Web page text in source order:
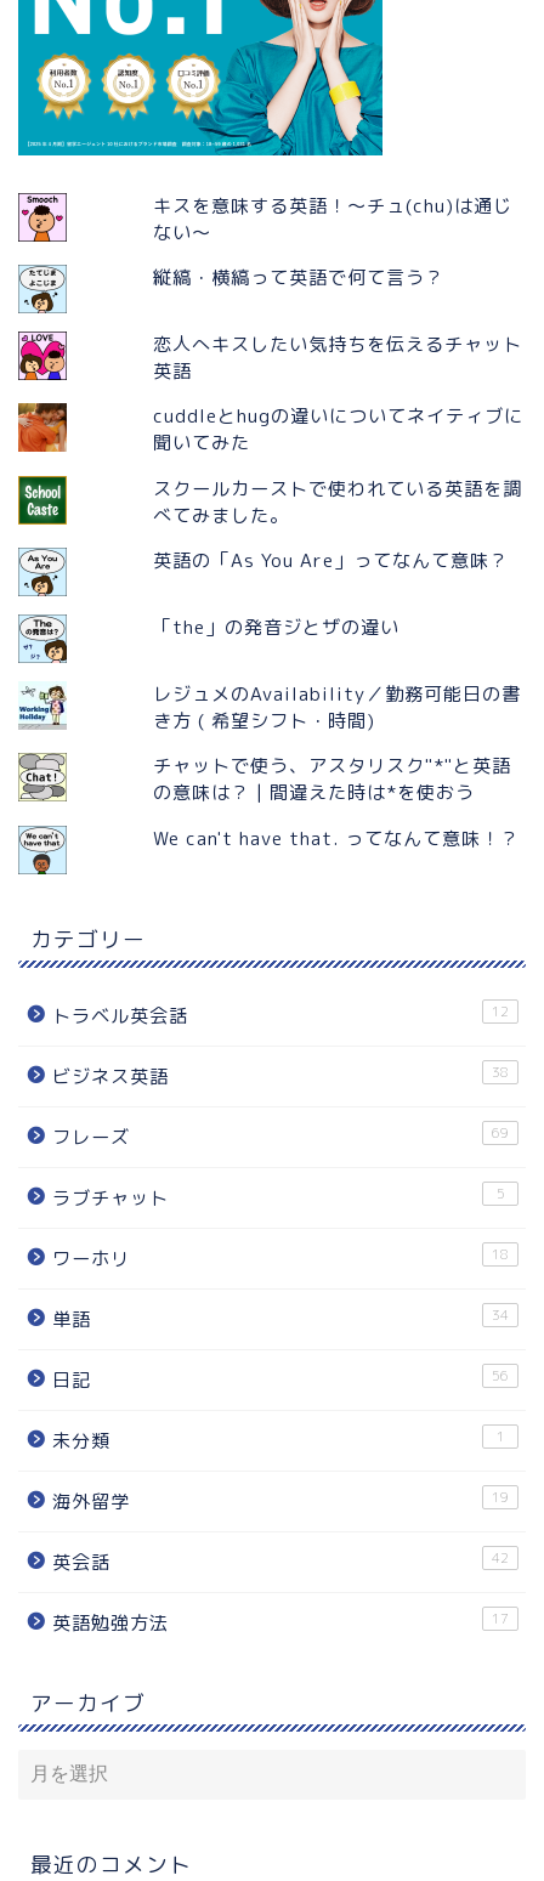
キスを意味する英語！〜チュ(chu)は通じ
ない〜
縦縞・横縞って英語で何て言う？
恋人へキスしたい気持ちを伝えるチャット
英語
cuddleとhugの違いについてネイティブに
聞いてみた
スクールカーストで使われている英語を調
べてみました。
英語の「As You Are」ってなんて意味？
「the」の発音ジとザの違い
レジュメのAvailability／勤務可能日の書
き方 ( 希望シフト・時間)
チャットで使う、アスタリスク"*"と英語
の意味は？ | 間違えた時は*を使おう
We can't have that. ってなんて意味！？
カテゴリー
トラベル英会話 12
ビジネス英語 38
フレーズ 69
ラブチャット 5
ワーホリ 18
単語 34
日記 56
未分類 1
海外留学 19
英会話 42
英語勉強方法 17
アーカイブ
最近のコメント